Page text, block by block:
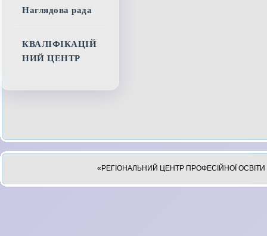
Наглядова рада
КВАЛІФІКАЦІЙ
НИЙ ЦЕНТР
«РЕГІОНАЛЬНИЙ ЦЕНТР ПРОФЕСІЙНОЇ